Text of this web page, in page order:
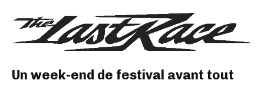
Un week-end de festival avant tout